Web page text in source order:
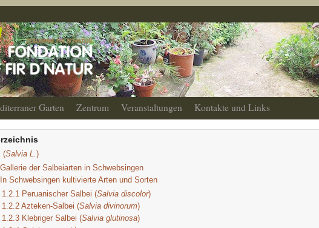
Garten Zentrum Veranstaltungen Kontakte und Links
(Salvia L. )
Gallerie der Salbeiarten in Schwebsingen
In Schwebsingen kultivierte Arten und Sorten
1.2.1 Peruanischer Salbei (Salvia discolor)
1.2.2 Azteken-Salbei (Salvia divinorum)
1.2.3 Klebriger Salbei (Salvia glutinosa)